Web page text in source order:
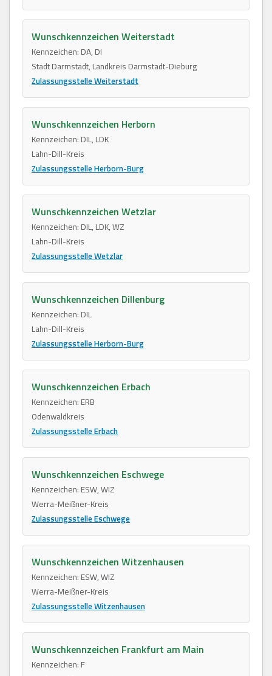
Wunschkennzeichen Weiterstadt
Kennzeichen: DA, DI
Stadt Darmstadt, Landkreis Darmstadt-Dieburg
Zulassungsstelle Weiterstadt
Wunschkennzeichen Herborn
Kennzeichen: DIL, LDK
Lahn-Dill-Kreis
Zulassungsstelle Herborn-Burg
Wunschkennzeichen Wetzlar
Kennzeichen: DIL, LDK, WZ
Lahn-Dill-Kreis
Zulassungsstelle Wetzlar
Wunschkennzeichen Dillenburg
Kennzeichen: DIL
Lahn-Dill-Kreis
Zulassungsstelle Herborn-Burg
Wunschkennzeichen Erbach
Kennzeichen: ERB
Odenwaldkreis
Zulassungsstelle Erbach
Wunschkennzeichen Eschwege
Kennzeichen: ESW, WIZ
Werra-Meißner-Kreis
Zulassungsstelle Eschwege
Wunschkennzeichen Witzenhausen
Kennzeichen: ESW, WIZ
Werra-Meißner-Kreis
Zulassungsstelle Witzenhausen
Wunschkennzeichen Frankfurt am Main
Kennzeichen: F